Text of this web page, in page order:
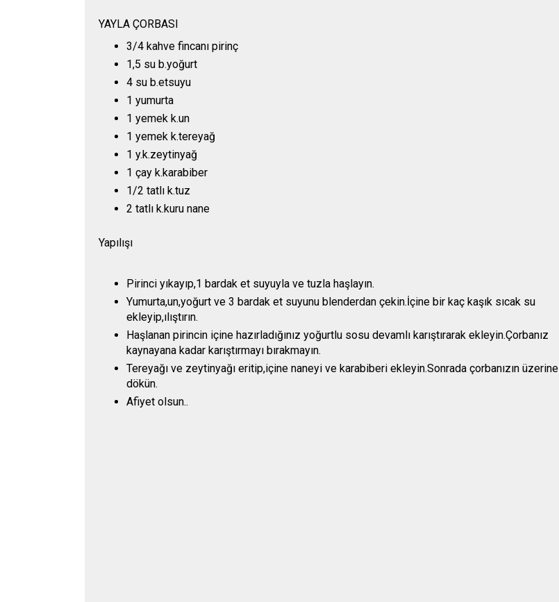
YAYLA ÇORBASI
3/4 kahve fincanı pirinç
1,5 su b.yoğurt
4 su b.etsuyu
1 yumurta
1 yemek k.un
1 yemek k.tereyağ
1 y.k.zeytinyağ
1 çay k.karabiber
1/2 tatlı k.tuz
2 tatlı k.kuru nane
Yapılışı
Pirinci yıkayıp,1 bardak et suyuyla ve tuzla haşlayın.
Yumurta,un,yoğurt ve 3 bardak et suyunu blenderdan çekin.İçine bir kaç kaşık sıcak su
ekleyip,ılıştırın.
Haşlanan pirincin içine hazırladığınız yoğurtlu sosu devamlı karıştırarak ekleyin.Çorbanız
kaynayana kadar karıştırmayı bırakmayın.
Tereyağı ve zeytinyağı eritip,içine naneyi ve karabiberi ekleyin.Sonrada çorbanızın üzerine
dökün.
Afiyet olsun..